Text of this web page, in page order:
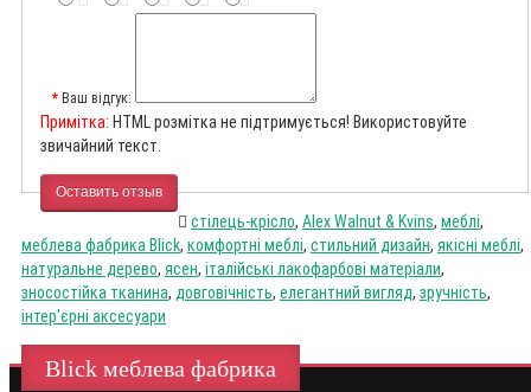
Ваш відгук:
Примітка: HTML розмітка не підтримується! Використовуйте
звичайний текст.
Оставить отзыв
стілець-крісло, Alex Walnut & Kvins, меблі,
меблева фабрика Blick, комфортні меблі, стильний дизайн, якісні меблі,
натуральне дерево, ясен, італійські лакофарбові матеріали,
зносостійка тканина, довговічність, елегантний вигляд, зручність,
інтер'єрні аксесуари
Blick меблева фабрика